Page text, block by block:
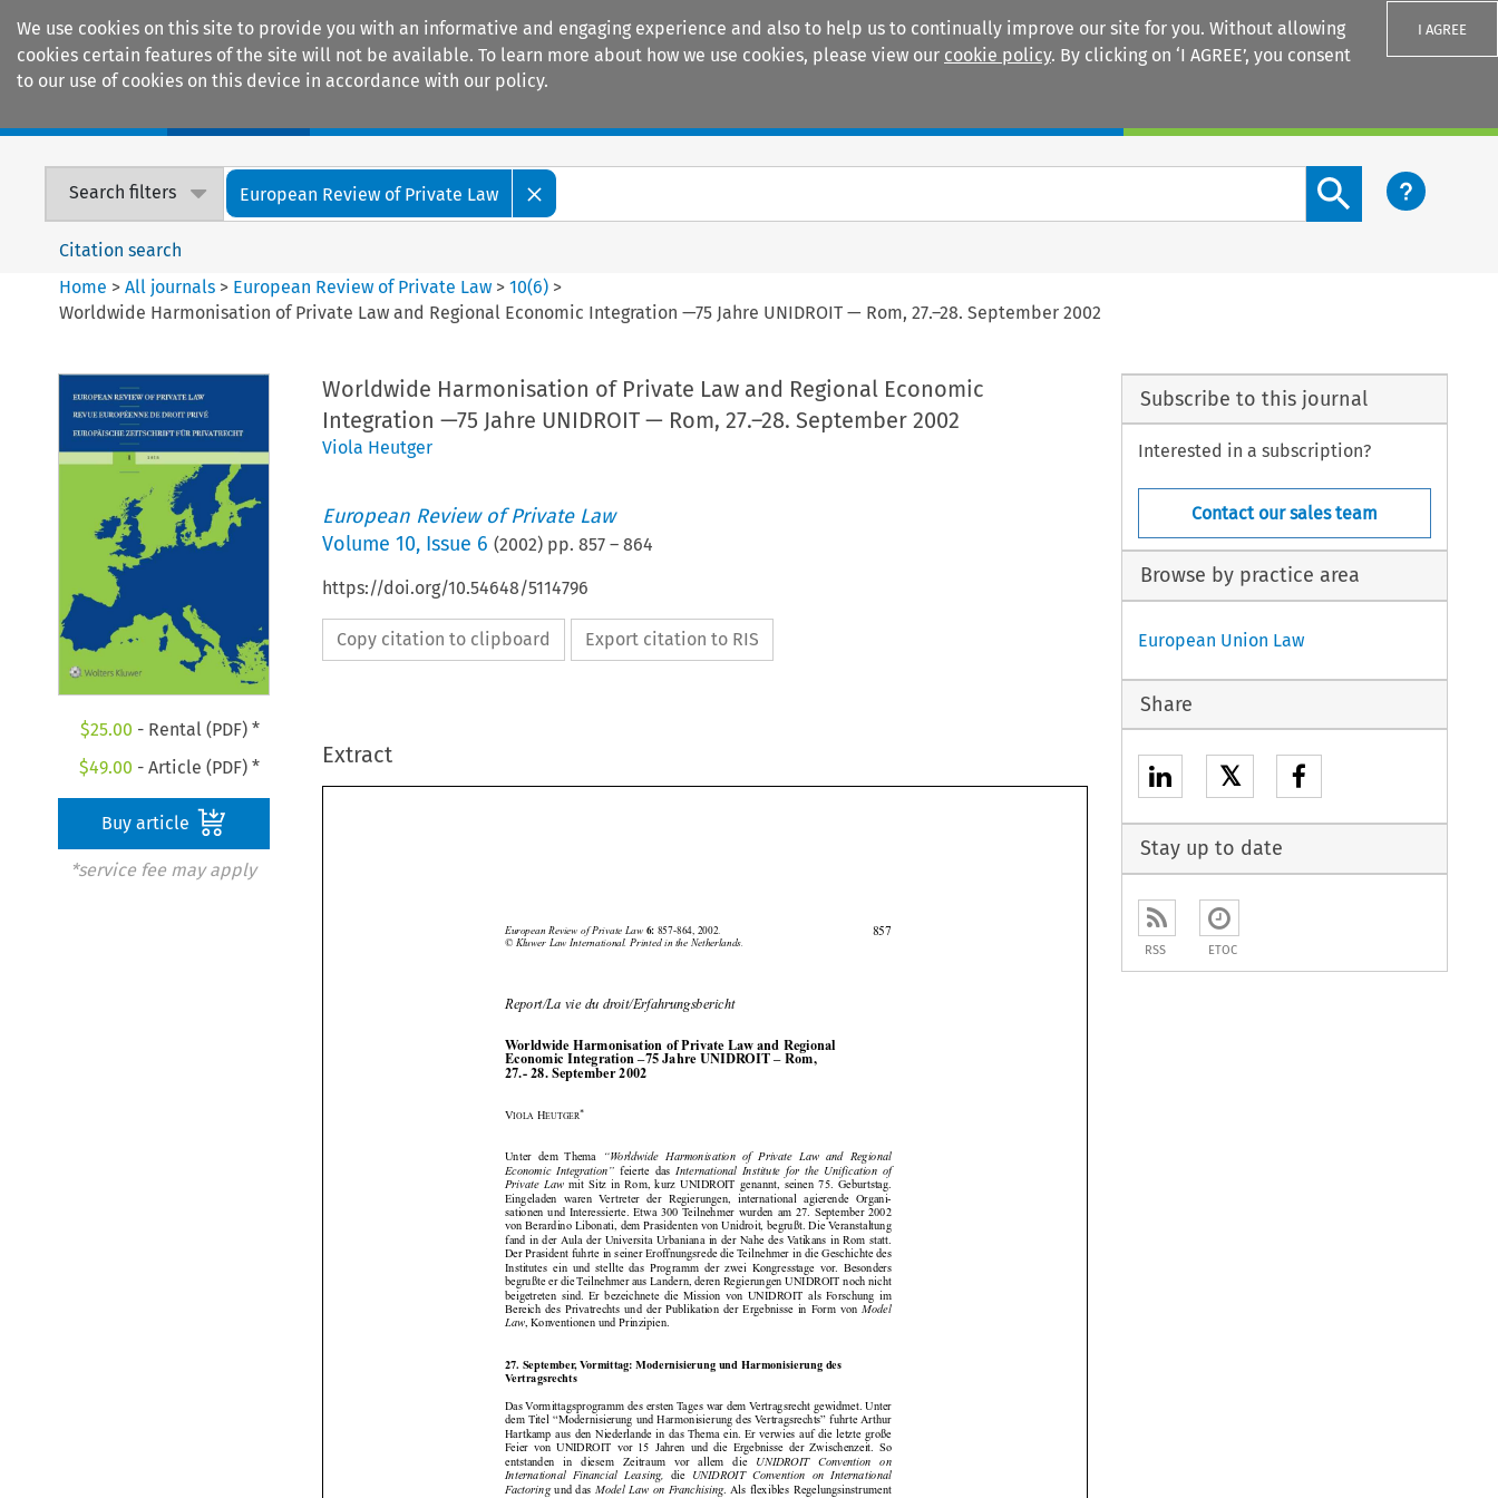
We use cookies on this site to provide you with an informative and engaging experience and also to help us to continually improve our site for you. Without allowing
cookies certain features of the site will not be available. To learn more about how we use cookies, please view our cookie policy. By clicking on ‘I AGREE’, you consent
to our use of cookies on this device in accordance with our policy.
I AGREE
Search filters European Review of Private Law
Search content button
Citation search
Home >All journals > European Review of Private Law >10(6) >
Worldwide Harmonisation of Private Law and Regional Economic Integration —75 Jahre UNIDROIT — Rom, 27.–28. September 2002
$25.00 - Rental (PDF) *
$49.00 - Article (PDF) *
Buy article
*service fee may apply
Worldwide Harmonisation of Private Law and Regional Economic
Integration —75 Jahre UNIDROIT — Rom, 27.–28. September 2002
Viola Heutger
European Review of Private Law
Volume 10, Issue 6 (2002) pp. 857– 864
https://doi.org/10.54648/5114796
Copy citation to clipboard Export citation to RIS
Extract

  


   




 




 




 
 


 





 
 


  


  

Report/La vie du droit/Erfahrungsbericht
Worldwide Harmonisation of Private Law and Regional
Economic Integration –75 Jahre UNIDROIT – Rom,
27.- 28. September 2002
V H
Unter  dem  Thema
“Worldwide  Harmonisation  of  Private  Law  and  Regional
Economic  Integration”
feierte  das International  Institute  for  the  Unification  of
Private  Law
mit  Sitz  in  Rom,  kurz  UNIDROIT  genannt,  seinen  75.  Geburtstag.
Eingeladen   waren   Vertreter   der   Regierungen,   international   agierende   Organi-
sationen  und  Interessierte.  Etwa  300  Teilnehmer  wurden  am  27.  September  2002
von Berardino Libonati, dem Präsidenten von Unidroit, begrüßt. Die Veranstaltung
fand  in  der  Aula  der  Università  Urbaniana  in  der  Nähe  des  Vatikans  in  Rom  statt.
Der Präsident führte in seiner Eröffnungsrede die Teilnehmer in die Geschichte des
Institutes  ein  und  stellte  das  Programm  der  zwei  Kongresstage  vor.  Besonders
begrüßte er die Teilnehmer aus Ländern, deren Regierungen UNIDROIT noch nicht
beigetreten  sind.  Er  bezeichnete  die  Mission  von  UNIDROIT  als  Forschung  im
Bereich  des  Privatrechts  und  der  Publikation  der  Ergebnisse  in  Form  von Model
Law, Konventionen und Prinzipien.
27. September, Vormittag: Modernisierung und Harmonisierung des
Vertragsrechts
Das Vormittagsprogramm des ersten Tages war dem Vertragsrecht gewidmet. Unter
dem Titel “Modernisierung und Harmonisierung des Vertragsrechts” führte Arthur
Hartkamp  aus  den  Niederlande  in  das  Thema  ein.  Er  verwies  auf  die  letzte  große
Feier  von  UNIDROIT  vor  15  Jahren  und  die  Ergebnisse  der  Zwischenzeit.  So
entstanden   in   diesem   Zeitraum   vor   allem   die
UNIDROIT   Convention   on
International  Financial  Leasing,
die
UNIDROIT  Convention  on  International
Factoring
und  das Model  Law  on  Franchising
.  Als  flexibles  Regelungsinstrument
European Review of Private Law 6: 857-864, 2002.
Subscribe to this journal
Interested in a subscription?
Contact our sales team
Browse by practice area
European Union Law
Share
𝕏
Stay up to date
RSS ETOC